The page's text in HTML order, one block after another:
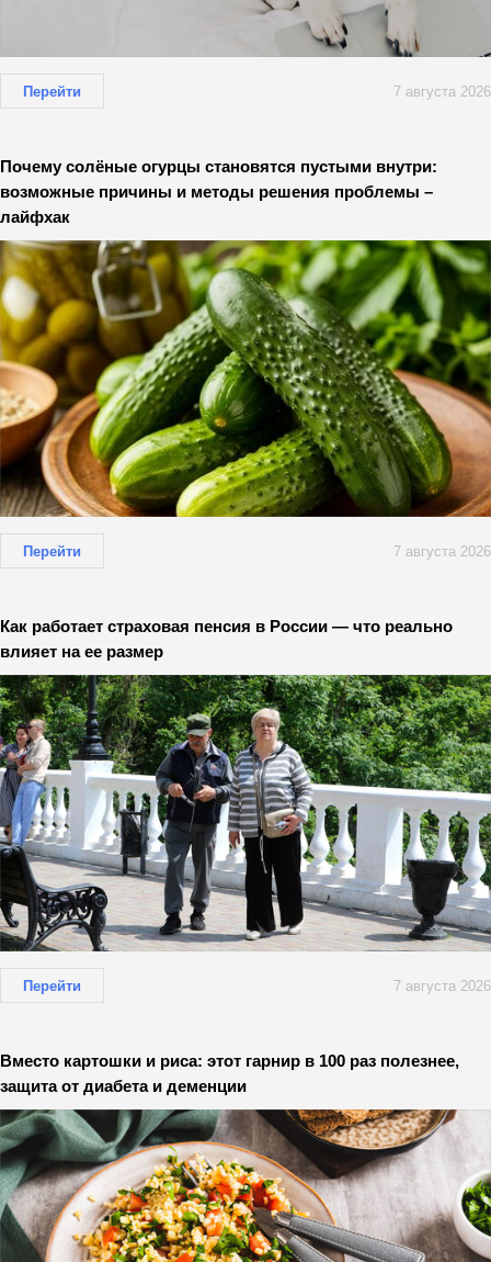
Перейти 7 августа 2026
Почему солёные огурцы становятся пустыми внутри:
возможные причины и методы решения проблемы –
лайфхак
Перейти 7 августа 2026
Как работает страховая пенсия в России — что реально
влияет на ее размер
Перейти 7 августа 2026
Вместо картошки и риса: этот гарнир в 100 раз полезнее,
защита от диабета и деменции